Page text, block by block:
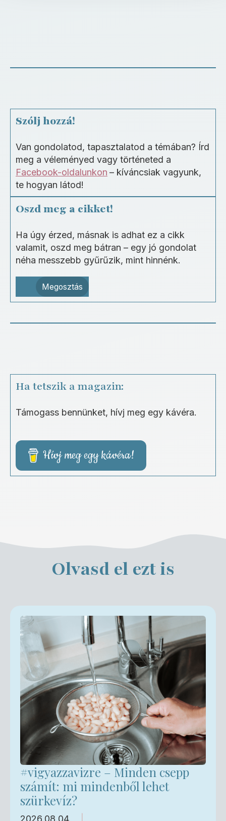
Szólj hozzá!
Van gondolatod, tapasztalatod a témában? Írd
meg a véleményed vagy történeted a
Facebook-oldalunkon – kíváncsiak vagyunk,
te hogyan látod!
Oszd meg a cikket!
Ha úgy érzed, másnak is adhat ez a cikk
valamit, oszd meg bátran – egy jó gondolat
néha messzebb gyűrűzik, mint hinnénk.
Megosztás
Ha tetszik a magazin:
Támogass bennünket, hívj meg egy kávéra.
Hívj meg egy kávéra!
Olvasd el ezt is
#vigyazzavizre – Minden csepp
számít: mi mindenből lehet
szürkevíz?
2026.08.04.